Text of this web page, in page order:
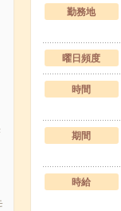
勤務地
曜日頻度
時間
期間
時給